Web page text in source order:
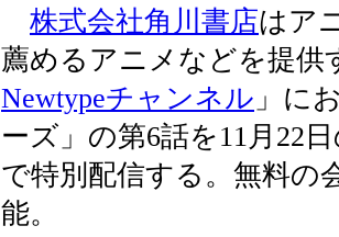
株式会社角川書店はア
薦めるアニメなどを提供
Newtypeチャンネル 」に
ーズ」の第6話を11月22
で特別配信する。無料の
能。